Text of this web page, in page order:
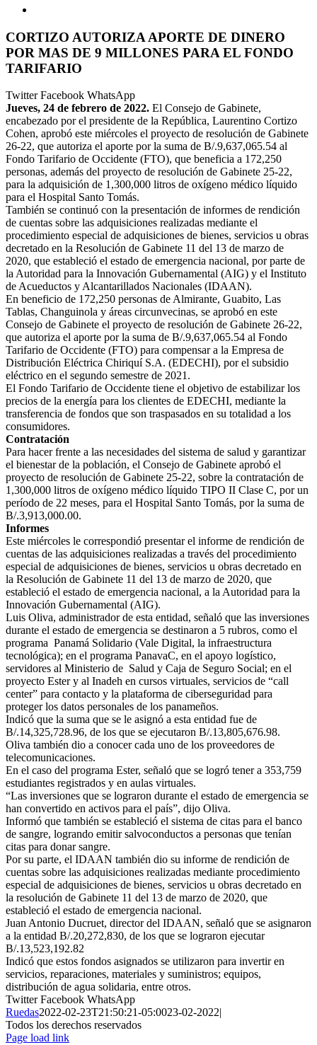
CORTIZO AUTORIZA APORTE DE DINERO
POR MAS DE 9 MILLONES PARA EL FONDO
TARIFARIO
TwitterFacebook WhatsApp
Jueves, 24 de febrero de 2022. El Consejo de Gabinete,
encabezado por el presidente de la República, Laurentino Cortizo
Cohen, aprobó este miércoles el proyecto de resolución de Gabinete
26-22, que autoriza el aporte por la suma de B/.9,637,065.54 al
Fondo Tarifario de Occidente (FTO), que beneficia a 172,250
personas, además del proyecto de resolución de Gabinete 25-22,
para la adquisición de 1,300,000 litros de oxígeno médico líquido
para el Hospital Santo Tomás.
También se continuó con la presentación de informes de rendición
de cuentas sobre las adquisiciones realizadas mediante el
procedimiento especial de adquisiciones de bienes, servicios u obras
decretado en la Resolución de Gabinete 11 del 13 de marzo de
2020, que estableció el estado de emergencia nacional, por parte de
la Autoridad para la Innovación Gubernamental (AIG) y el Instituto
de Acueductos y Alcantarillados Nacionales (IDAAN).
En beneficio de 172,250 personas de Almirante, Guabito, Las
Tablas, Changuinola y áreas circunvecinas, se aprobó en este
Consejo de Gabinete el proyecto de resolución de Gabinete 26-22,
que autoriza el aporte por la suma de B/.9,637,065.54 al Fondo
Tarifario de Occidente (FTO) para compensar a la Empresa de
Distribución Eléctrica Chiriquí S.A. (EDECHI), por el subsidio
eléctrico en el segundo semestre de 2021.
El Fondo Tarifario de Occidente tiene el objetivo de estabilizar los
precios de la energía para los clientes de EDECHI, mediante la
transferencia de fondos que son traspasados en su totalidad a los
consumidores.
Contratación
Para hacer frente a las necesidades del sistema de salud y garantizar
el bienestar de la población, el Consejo de Gabinete aprobó el
proyecto de resolución de Gabinete 25-22, sobre la contratación de
1,300,000 litros de oxígeno médico líquido TIPO II Clase C, por un
período de 22 meses, para el Hospital Santo Tomás, por la suma de
B/.3,913,000.00.
Informes
Este miércoles le correspondió presentar el informe de rendición de
cuentas de las adquisiciones realizadas a través del procedimiento
especial de adquisiciones de bienes, servicios u obras decretado en
la Resolución de Gabinete 11 del 13 de marzo de 2020, que
estableció el estado de emergencia nacional, a la Autoridad para la
Innovación Gubernamental (AIG).
Luis Oliva, administrador de esta entidad, señaló que las inversiones
durante el estado de emergencia se destinaron a 5 rubros, como el
programa Panamá Solidario (Vale Digital, la infraestructura
tecnológica); en el programa PanavaC, en el apoyo logístico,
servidores al Ministerio de Salud y Caja de Seguro Social; en el
proyecto Ester y al Inadeh en cursos virtuales, servicios de “call
center” para contacto y la plataforma de ciberseguridad para
proteger los datos personales de los panameños.
Indicó que la suma que se le asignó a esta entidad fue de
B/.14,325,728.96, de los que se ejecutaron B/.13,805,676.98.
Oliva también dio a conocer cada uno de los proveedores de
telecomunicaciones.
En el caso del programa Ester, señaló que se logró tener a 353,759
estudiantes registrados y en aulas virtuales.
“Las inversiones que se lograron durante el estado de emergencia se
han convertido en activos para el país”, dijo Oliva.
Informó que también se estableció el sistema de citas para el banco
de sangre, logrando emitir salvoconductos a personas que tenían
citas para donar sangre.
Por su parte, el IDAAN también dio su informe de rendición de
cuentas sobre las adquisiciones realizadas mediante procedimiento
especial de adquisiciones de bienes, servicios u obras decretado en
la resolución de Gabinete 11 del 13 de marzo de 2020, que
estableció el estado de emergencia nacional.
Juan Antonio Ducruet, director del IDAAN, señaló que se asignaron
a la entidad B/.20,272,830, de los que se lograron ejecutar
B/.13,523,192.82
Indicó que estos fondos asignados se utilizaron para invertir en
servicios, reparaciones, materiales y suministros; equipos,
distribución de agua solidaria, entre otros.
TwitterFacebook WhatsApp
Ruedas2022-02-23T21:50:21-05:0023-02-2022|
Todos los derechos reservados
Page load link